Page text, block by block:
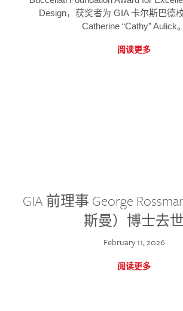
Design，获奖者为 GIA 卡尔斯巴德
Catherine “Cathy” Aulick。
阅读更多
GIA 前理事 George
斯曼）博士去世
February 11, 2026
阅读更多